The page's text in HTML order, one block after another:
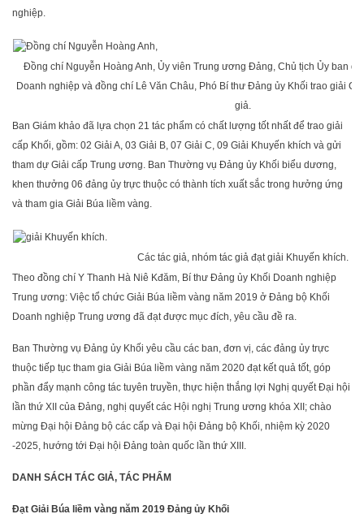
nghiệp.
Đồng chí Nguyễn Hoàng Anh, Ủy viên Trung ương Đảng, Chủ tịch Ủy ban
Doanh nghiệp và đồng chí Lê Văn Châu, Phó Bí thư Đảng ủy Khối trao giải C
giả.
Ban Giám khảo đã lựa chọn 21 tác phẩm có chất lượng tốt nhất để trao giải
cấp Khối, gồm: 02 Giải A, 03 Giải B, 07 Giải C, 09 Giải Khuyến khích và gửi
tham dự Giải cấp Trung ương. Ban Thường vụ Đảng ủy Khối biểu dương,
khen thưởng 06 đảng ủy trực thuộc có thành tích xuất sắc trong hưởng ứng
và tham gia Giải Búa liềm vàng.
Các tác giả, nhóm tác giả đạt giải Khuyến khích.
Theo đồng chí Y Thanh Hà Niê Kđăm, Bí thư Đảng ủy Khối Doanh nghiệp
Trung ương: Việc tổ chức Giải Búa liềm vàng năm 2019 ở Đảng bộ Khối
Doanh nghiệp Trung ương đã đạt được mục đích, yêu cầu đề ra.
Ban Thường vụ Đảng ủy Khối yêu cầu các ban, đơn vị, các đảng ủy trực
thuộc tiếp tục tham gia Giải Búa liềm vàng năm 2020 đạt kết quả tốt, góp
phần đẩy mạnh công tác tuyên truyền, thực hiện thắng lợi Nghị quyết Đại hội
lần thứ XII của Đảng, nghị quyết các Hội nghị Trung ương khóa XII; chào
mừng Đại hội Đảng bộ các cấp và Đại hội Đảng bộ Khối, nhiệm kỳ 2020
-2025, hướng tới Đại hội Đảng toàn quốc lần thứ XIII.
DANH SÁCH TÁC GIẢ, TÁC PHẨM
Đạt Giải Búa liềm vàng năm 2019 Đảng ủy Khối